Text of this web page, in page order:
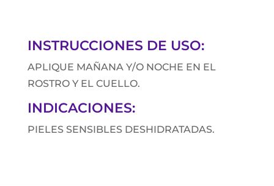
INSTRUCCIONES DE USO:
APLIQUE MAÑANA Y/O NOCHE EN EL
ROSTRO Y EL CUELLO.
INDICACIONES:
PIELES SENSIBLES DESHIDRATADAS.